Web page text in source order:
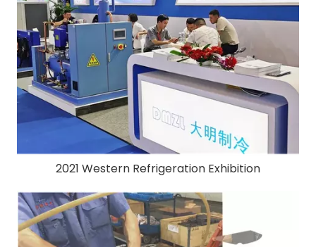
2021 Western Refrigeration Exhibition